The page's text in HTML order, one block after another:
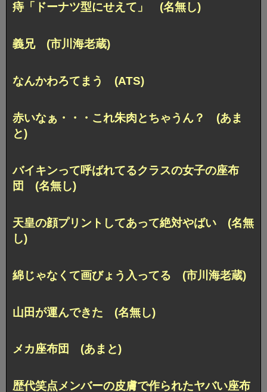
痔「ドーナツ型にせえて」 (名無し)
義兄 (市川海老蔵)
なんかわろてまう (ATS)
赤いなぁ・・・これ朱肉とちゃうん？ (あま
と)
バイキンって呼ばれてるクラスの女子の座布
団 (名無し)
天皇の顔プリントしてあって絶対やばい (名無
し)
綿じゃなくて画びょう入ってる (市川海老蔵)
山田が運んできた (名無し)
メカ座布団 (あまと)
歴代笑点メンバーの皮膚で作られたヤバい座布